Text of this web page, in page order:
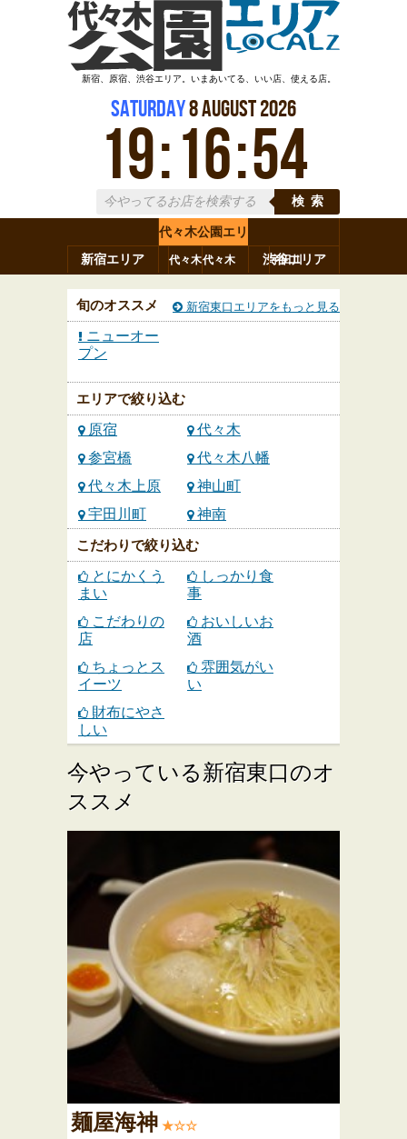
新宿、原宿、渋谷エリア。いまあいてる、いい店、使える店。
Saturday8August2026
19:16:55
検索
新宿エリア
代々木公園エリ
ア
渋谷エリア
原宿 代々木参宮橋
代々木
八幡
代々木
上原 神山町
宇田川
町 神南
旬のオススメ
ニューオー
プン
エリアで絞り込む
原宿
代々木
参宮橋
代々木八幡
代々木上原
神山町
宇田川町
神南
こだわりで絞り込む
とにかくう
まい
しっかり食
事
こだわりの
店
おいしいお
酒
ちょっとス
イーツ
雰囲気がい
い
財布にやさ
しい
今やっている新宿東口のオ
ススメ
新宿東口エリアをもっと見る
麺屋海神 ★☆☆